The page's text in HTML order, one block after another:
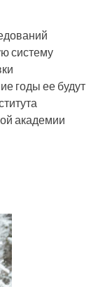
систему
годы ее будут
академии